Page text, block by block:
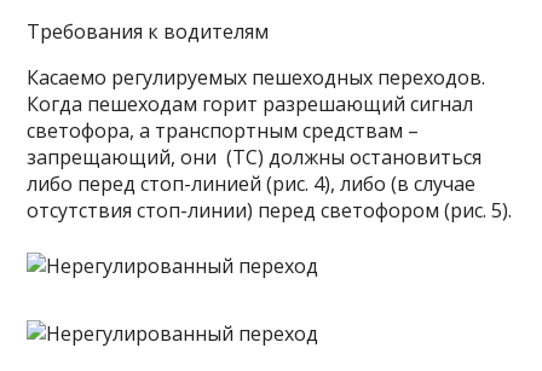
Требования к водителям
Касаемо регулируемых пешеходных переходов.
Когда пешеходам горит разрешающий сигнал
светофора, а транспортным средствам –
запрещающий, они (ТС) должны остановиться
либо перед стоп-линией (рис. 4), либо (в случае
отсутствия стоп-линии) перед светофором (рис. 5).